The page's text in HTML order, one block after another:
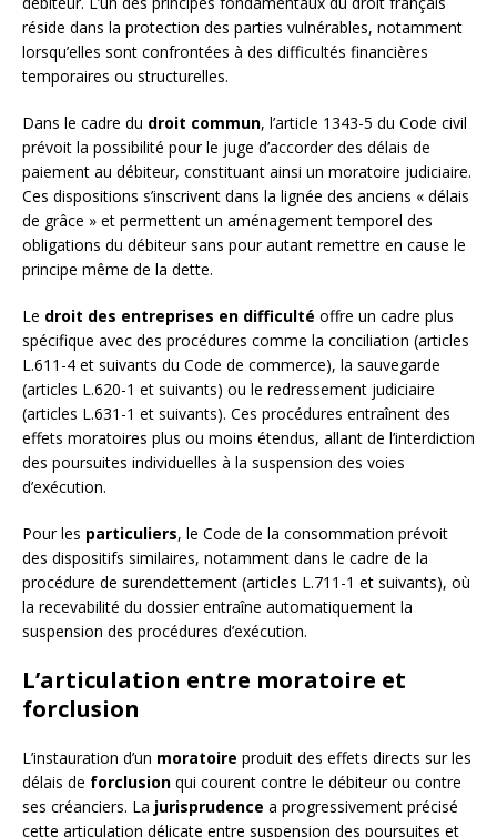
réside dans la protection des parties vulnérables, notamment
lorsqu’elles sont confrontées à des difficultés financières
temporaires ou structurelles.
Dans le cadre du droit commun, l’article 1343-5 du Code civil
prévoit la possibilité pour le juge d’accorder des délais de
paiement au débiteur, constituant ainsi un moratoire judiciaire.
Ces dispositions s’inscrivent dans la lignée des anciens « délais
de grâce » et permettent un aménagement temporel des
obligations du débiteur sans pour autant remettre en cause le
principe même de la dette.
Le droit des entreprises en difficulté offre un cadre plus
spécifique avec des procédures comme la conciliation (articles
L.611-4 et suivants du Code de commerce), la sauvegarde
(articles L.620-1 et suivants) ou le redressement judiciaire
(articles L.631-1 et suivants). Ces procédures entraînent des
effets moratoires plus ou moins étendus, allant de l’interdiction
des poursuites individuelles à la suspension des voies
d’exécution.
Pour les particuliers, le Code de la consommation prévoit
des dispositifs similaires, notamment dans le cadre de la
procédure de surendettement (articles L.711-1 et suivants), où
la recevabilité du dossier entraîne automatiquement la
suspension des procédures d’exécution.
L’articulation entre moratoire et
forclusion
L’instauration d’un moratoire produit des effets directs sur les
délais de forclusion qui courent contre le débiteur ou contre
ses créanciers. La jurisprudence a progressivement précisé
cette articulation délicate entre suspension des poursuites et